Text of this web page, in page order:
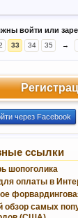
войти или
33 34 35 →
через Facebook
ссылки
шопоголика
оплаты в
обзор самых